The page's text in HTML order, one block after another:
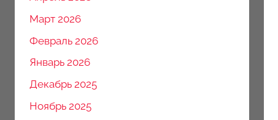
Март 2026
Февраль 2026
Январь 2026
Декабрь 2025
Ноябрь 2025